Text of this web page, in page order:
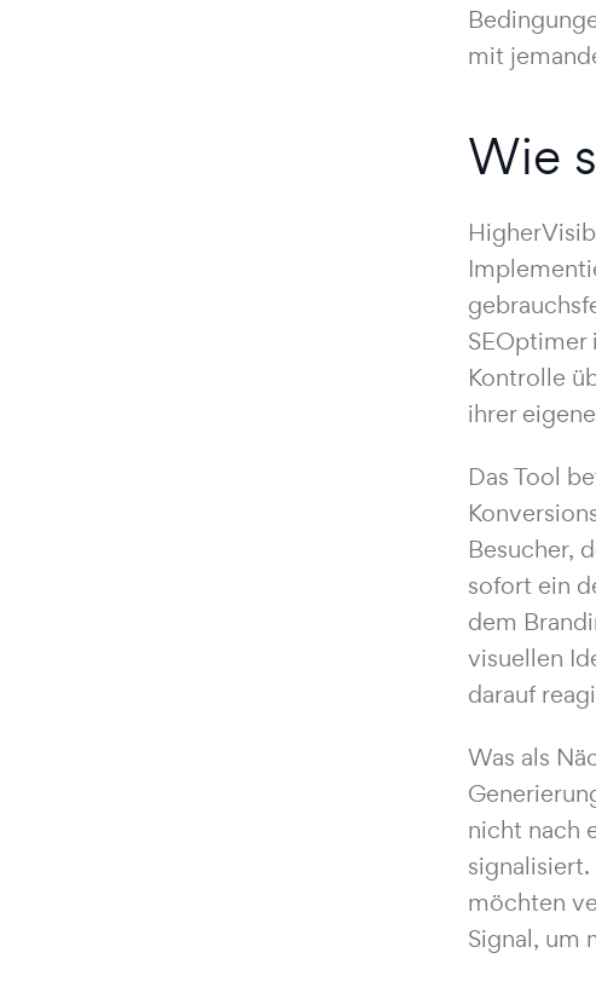
mit
Wie
Kontrolle
ihrer
Das Tool
Besucher,
sofort ein
dem
visuellen
darauf
Was als
nicht nach
signalisiert.
möchten
Signal, um